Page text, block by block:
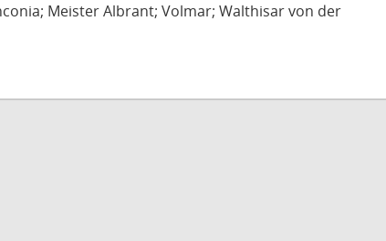
Meister Albrant; Volmar; Walthisar von der